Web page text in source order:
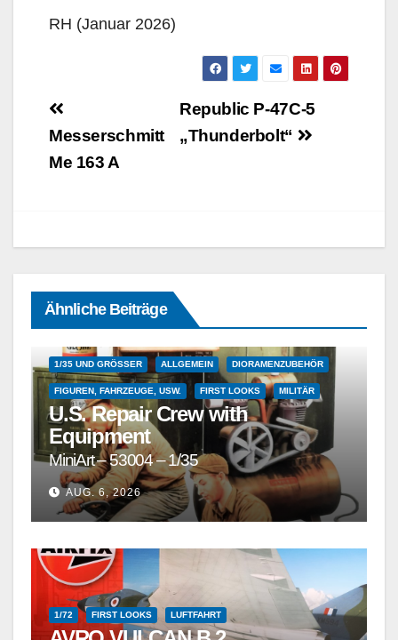
RH (Januar 2026)
Beitragsnavigation
Republic P-47C-5
„Thunderbolt“
Messerschmitt
Me 163 A
Ähnliche Beiträge
1/35 UND GRÖSSER ALLGEMEIN DIORAMENZUBEHÖR
FIGUREN, FAHRZEUGE, USW. FIRST LOOKS MILITÄR
U.S. Repair Crew with
Equipment
MiniArt – 53004 – 1/35
AUG. 6, 2026
1/72 FIRST LOOKS LUFTFAHRT